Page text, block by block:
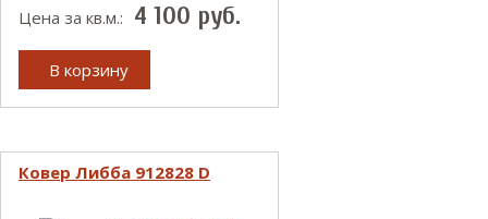
Цена за кв.м.: 4 100 руб.
В корзину
Ковер Либба 912828 D